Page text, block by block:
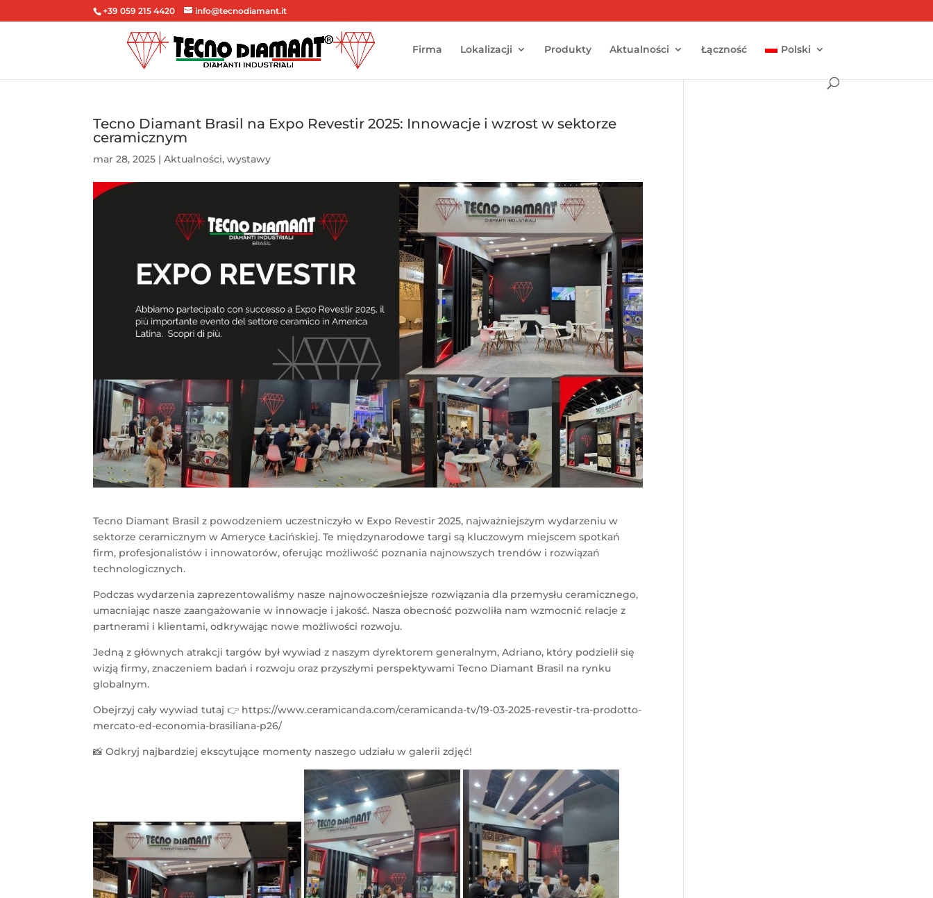
+39 059 215 4420 info@tecnodiamant.it
Firma Lokalizacji Produkty Aktualności Łączność Polski
Tecno Diamant Brasil na Expo Revestir 2025: Innowacje i wzrost w sektorze
ceramicznym
mar 28, 2025 |Aktualności,wystawy
Tecno Diamant Brasil z powodzeniem uczestniczyło w Expo Revestir 2025, najważniejszym wydarzeniu w
sektorze ceramicznym w Ameryce Łacińskiej. Te międzynarodowe targi są kluczowym miejscem spotkań
firm, profesjonalistów i innowatorów, oferując możliwość poznania najnowszych trendów i rozwiązań
technologicznych.
Podczas wydarzenia zaprezentowaliśmy nasze najnowocześniejsze rozwiązania dla przemysłu ceramicznego,
umacniając nasze zaangażowanie w innowacje i jakość. Nasza obecność pozwoliła nam wzmocnić relacje z
partnerami i klientami, odkrywając nowe możliwości rozwoju.
Jedną z głównych atrakcji targów był wywiad z naszym dyrektorem generalnym, Adriano, który podzielił się
wizją firmy, znaczeniem badań i rozwoju oraz przyszłymi perspektywami Tecno Diamant Brasil na rynku
globalnym.
Obejrzyj cały wywiad tutaj 👉 https://www.ceramicanda.com/ceramicanda-tv/19-03-2025-revestir-tra-prodotto-
mercato-ed-economia-brasiliana-p26/
📸 Odkryj najbardziej ekscytujące momenty naszego udziału w galerii zdjęć!